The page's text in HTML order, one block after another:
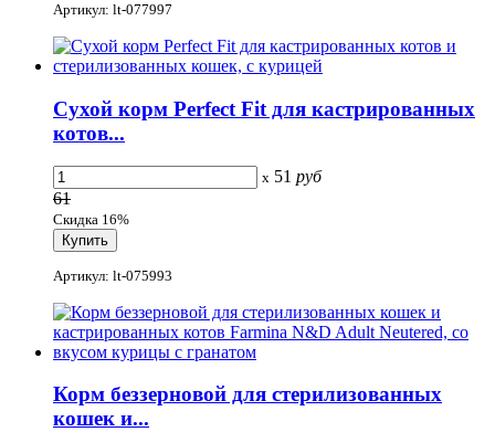
Артикул: lt-077997
Сухой корм Perfect Fit для кастрированных
котов...
x 51 руб
61
Скидка 16%
Артикул: lt-075993
Корм беззерновой для стерилизованных
кошек и...